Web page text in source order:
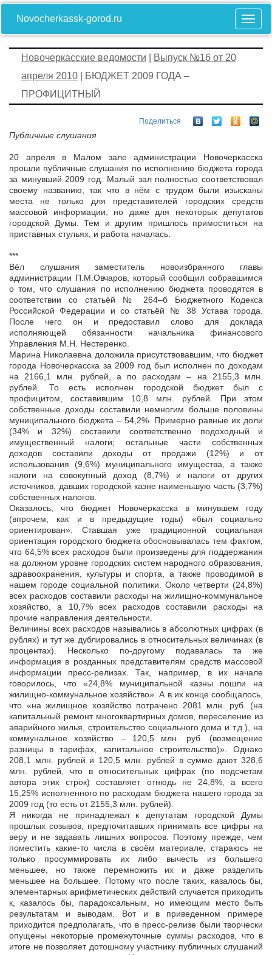
Novocherkassk-gorod.ru
Новочеркасские ведомости
Выпуск №16 от 20
апреля 2010 | БЮДЖЕТ 2009 ГОДА –
ПРОФИЦИТНЫЙ
Поделиться
Публичные слушания
20 апреля в Малом зале администрации Новочеркасска
прошли публичные слушания по исполнению бюджета города
за минувший 2009 год. Малый зал полностью соответствовал
своему названию, так что в нём с трудом были изысканы
места не только для представителей городских средств
массовой информации, но даже для некоторых депутатов
городской Думы. Тем и другим пришлось примоститься на
приставных стульях, и работа началась.
***
Вёл слушания заместитель новоизбранного главы
администрации П.М.Овчаров, который сообщил собравшимся
о том, что слушания по исполнению бюджета проводятся в
соответствии со статьёй № 264–б Бюджетного Кодекса
Российской Федерации и со статьёй № 38 Устава города.
После чего он и предоставил слово для доклада
исполняющей обязанности начальника финансового
Управления М.Н. Нестеренко.
Марина Николаевна доложила присутствовавшим, что бюджет
города Новочеркасска за 2009 год был исполнен по доходам
на 2166,1 млн. рублей, а по расходам – на 2155,3 млн.
рублей. То есть исполнен городской бюджет был с
профицитом, составившим 10,8 млн. рублей. При этом
собственные доходы составили немногим больше половины
муниципального бюджета – 54,2%. Примерно равные их доли
(34% и 32%) составили соответственно подоходный и
имущественный налоги; остальные части собственных
доходов составили доходы от продажи (12%) и от
использования (9,6%) муниципального имущества, а также
налоги на совокупный доход (8,7%) и налоги от других
источников, давших городской казне наименьшую часть (3,7%)
собственных налогов.
Оказалось, что бюджет Новочеркасска в минувшем году
(впрочем, как и в предыдущие годы) «был социально
ориентирован». Ставшая уже традиционной социальная
ориентация городского бюджета обосновывалась тем фактом,
что 64,5% всех расходов были произведены для поддержания
на должном уровне городских систем народного образования,
здравоохранения, культуры и спорта, а также проводимой в
нашем городе социальной политики. Около четверти (24,8%)
всех расходов составили расходы на жилищно-коммунальное
хозяйство, а 10,7% всех расходов составили расходы на
прочие направления деятельности.
Величины всех расходов назывались в абсолютных цифрах (в
рублях) и тут же дублировались в относительных величинах (в
процентах). Несколько по-другому подавалась та же
информация в розданных представителям средств массовой
информации пресс-релизах. Так, например, в их начале
говорилось, что «24,8% муниципальной казны пошли на
жилищно-коммунальное хозяйство». А в их конце сообщалось,
что «на жилищное хозяйство потрачено 2081 млн. руб. (на
капитальный ремонт многоквартирных домов, переселение из
аварийного жилья, строительство социального дома и т.д.), на
коммунальное хозяйство – 120,5 млн. руб. (возмещение
разницы в тарифах, капитальное строительство)». Однако
208,1 млн. рублей и 120,5 млн. рублей в сумме дают 328,6
млн. рублей, что в относительных цифрах (по подсчетам
автора этих строк) составляет отнюдь не 24,8%, а всего
15,25% исполненного по расходам бюджета нашего города за
2009 год (то есть от 2155,3 млн. рублей).
Я никогда не принадлежал к депутатам городской Думы
прошлых созывов, предпочитавших принимать все цифры на
веру и не задавать лишних вопросов. Поэтому прежде, чем
поместить какие-то числа в своём материале, стараюсь не
только просуммировать их либо вычесть из большего
меньшее, но также перемножить их и даже разделить
меньшее на большее. Потому что после таких, казалось бы,
элементарных арифметических действий случается приходить
к, казалось бы, парадоксальным, но имеющим место быть
результатам и выводам. Вот и в приведенном примере
приходится предполагать, что в пресс-релизе были творчески
опущены некоторые промежуточные суммы расходов, что в
итоге не позволяет дотошному участнику публичных слушаний